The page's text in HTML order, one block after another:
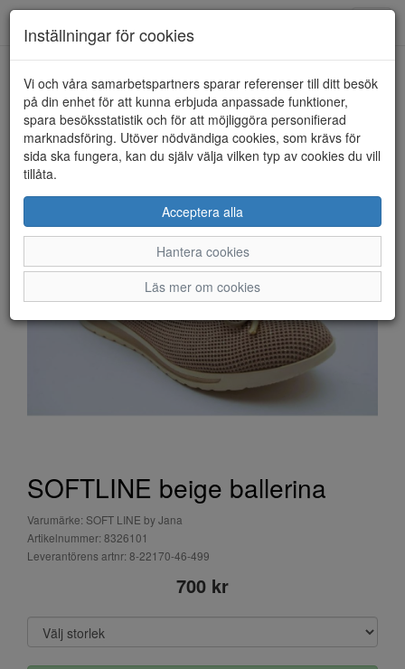
HEM SOFT LINE BY JANA
SOFTLINE beige ballerina
Varumärke: SOFT LINE by Jana
Artikelnummer: 8326101
Leverantörens artnr: 8-22170-46-499
700 kr
Inställningar för cookies
Vi och våra samarbetspartners sparar referenser till ditt besök
på din enhet för att kunna erbjuda anpassade funktioner,
spara besöksstatistik och för att möjliggöra personifierad
marknadsföring. Utöver nödvändiga cookies, som krävs för
sida ska fungera, kan du själv välja vilken typ av cookies du vill
tillåta.
Acceptera alla
Hantera cookies
Läs mer om cookies